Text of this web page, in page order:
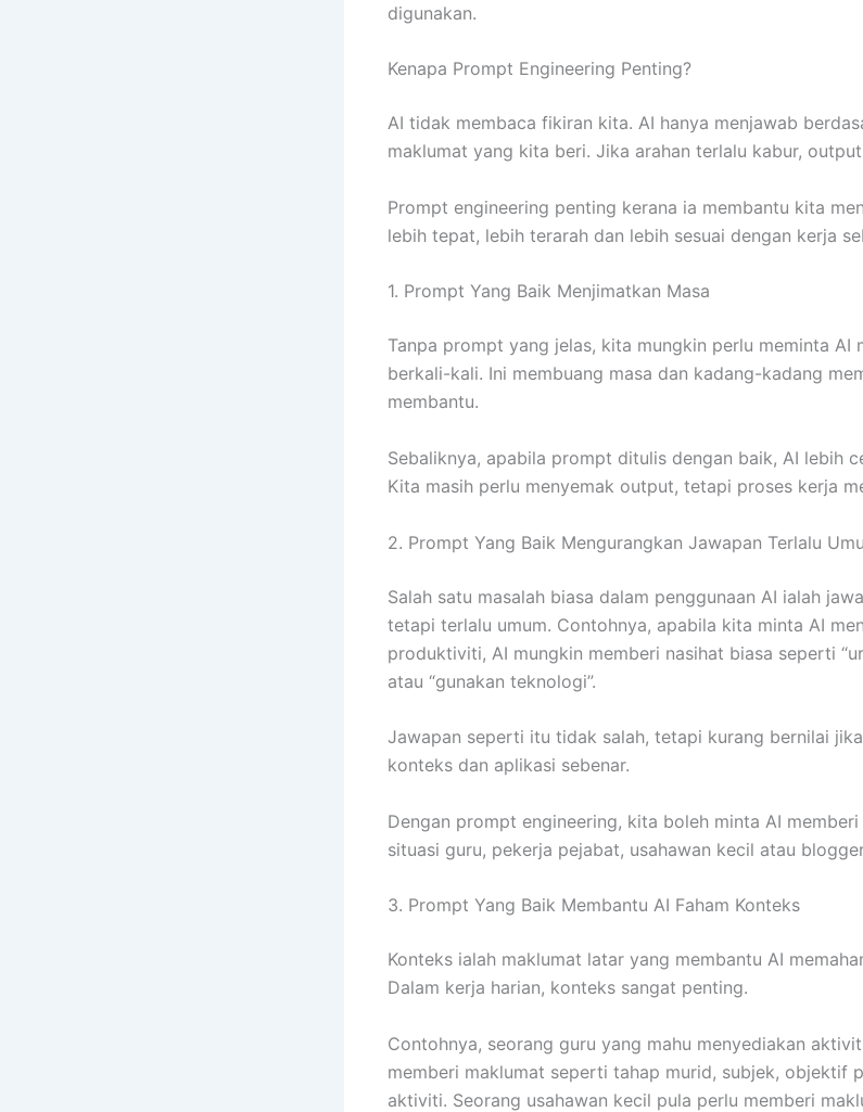
digunakan.
Kenapa Prompt Engineering Penting?
AI tidak membaca fikiran kita. AI hanya menjawab
maklumat yang kita beri. Jika arahan terlalu kabur,
Prompt engineering penting kerana ia membantu kita
lebih tepat, lebih terarah dan lebih sesuai dengan kerja
1. Prompt Yang Baik Menjimatkan Masa
Tanpa prompt yang jelas, kita mungkin perlu meminta AI
berkali-kali. Ini membuang masa dan kadang-kadang
membantu.
Sebaliknya, apabila prompt ditulis dengan baik, AI lebih
Kita masih perlu menyemak output, tetapi proses kerja
2. Prompt Yang Baik Mengurangkan Jawapan Terlalu
Salah satu masalah biasa dalam penggunaan AI ialah
tetapi terlalu umum. Contohnya, apabila kita minta AI
produktiviti, AI mungkin memberi nasihat biasa seperti
atau “gunakan teknologi”.
Jawapan seperti itu tidak salah, tetapi kurang bernilai
konteks dan aplikasi sebenar.
Dengan prompt engineering, kita boleh minta AI
situasi guru, pekerja pejabat, usahawan kecil atau
3. Prompt Yang Baik Membantu AI Faham Konteks
Konteks ialah maklumat latar yang membantu AI
Dalam kerja harian, konteks sangat penting.
Contohnya, seorang guru yang mahu menyediakan
memberi maklumat seperti tahap murid, subjek, objektif
aktiviti. Seorang usahawan kecil pula perlu memberi